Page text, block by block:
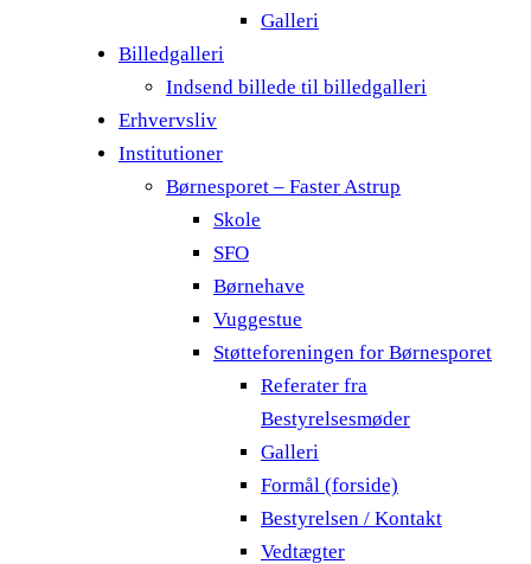
Galleri
Billedgalleri
Indsend billede til billedgalleri
Erhvervsliv
Institutioner
Børnesporet – Faster Astrup
Skole
SFO
Børnehave
Vuggestue
Støtteforeningen for Børnesporet
Referater fra
Bestyrelsesmøder
Galleri
Formål (forside)
Bestyrelsen / Kontakt
Vedtægter